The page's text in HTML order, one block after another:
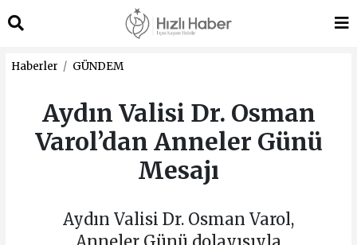
Haberler GÜNDEM
Aydın Valisi Dr. Osman
Varol’dan Anneler Günü
Mesajı
Aydın Valisi Dr. Osman Varol,
Anneler Günü dolayısıyla